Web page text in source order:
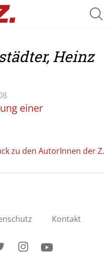
Heinz
einer
zu den AutorInnen der Z.
Kontakt
InstagramYoutube